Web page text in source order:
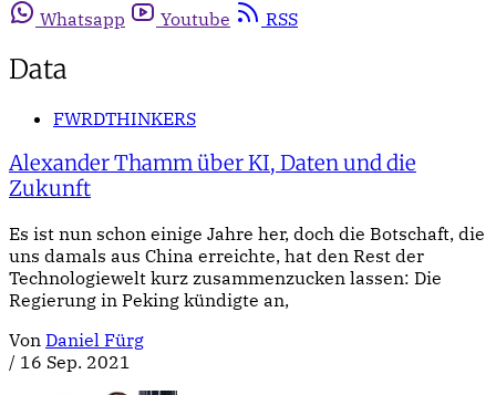
Whatsapp
Youtube RSS
Data
FWRDTHINKERS
Alexander Thamm über KI, Daten und die
Zukunft
Es ist nun schon einige Jahre her, doch die Botschaft, die
uns damals aus China erreichte, hat den Rest der
Technologiewelt kurz zusammenzucken lassen: Die
Regierung in Peking kündigte an,
Von Daniel Fürg
/ 16 Sep. 2021